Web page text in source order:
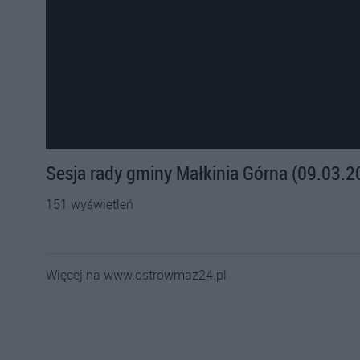
Sesja rady gminy Małkinia Górna
151 wyświetleń
Więcej na www.ostrowmaz24.pl